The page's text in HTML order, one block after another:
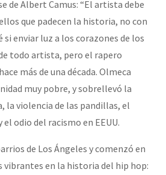
de Albert Camus: “El artista debe
que padecen la historia, no con
si enviar luz a los corazones de los
todo artista, pero el rapero
más de una década. Olmeca
muy pobre, y sobrellevó la
la violencia de las pandillas, el
odio del racismo en EEUU.
de Los Ángeles y comenzó en
vibrantes en la historia del hip hop: